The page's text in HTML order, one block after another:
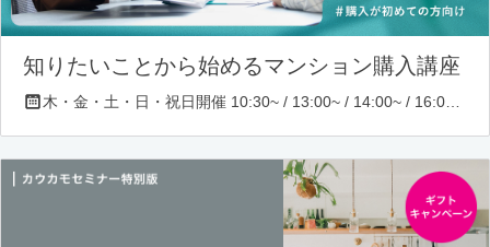
知りたいことから始めるマンション購入講座